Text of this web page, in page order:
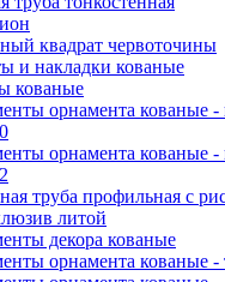
квадрат червоточины
и накладки кованые
кованые
орнамента кованые -
орнамента кованые -
труба профильная с
литой
декора кованые
орнамента кованые -